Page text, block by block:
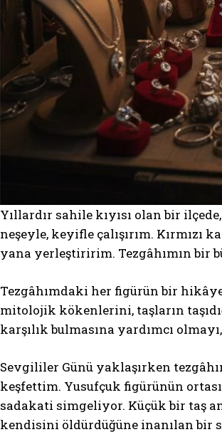
Yıllardır sahile kıyısı olan bir
neşeyle, keyifle çalışırım.
yana yerleştiririm. Tezgâhımın bir
Tezgâhımdaki her figürün bir
mitolojik kökenlerini, taşların
karşılık bulmasına yardımcı
Sevgililer Günü yaklaşırken
keşfettim. Yusufçuk figürünün
sadakati simgeliyor. Küçük bir taş
kendisini öldürdüğüne inanılan bir